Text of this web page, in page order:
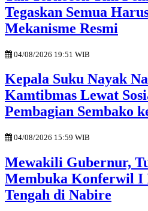
Tegaskan Semua
Mekanisme Resmi
04/08/2026 19:51 WIB
Kepala Suku Nayak
Kamtibmas Lewat
Pembagian Sembako
04/08/2026 15:59 WIB
Mewakili Gubernur,
Membuka Konferwil I
Tengah di Nabire